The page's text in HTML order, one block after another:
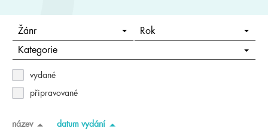
Žánr Rok
Kategorie
vydané
připravované
název datum vydání